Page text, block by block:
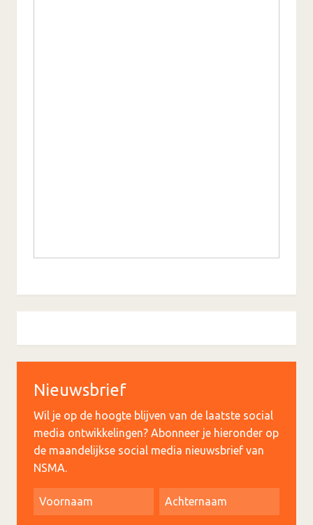
Nieuwsbrief
Wil je op de hoogte blijven van de laatste social
media ontwikkelingen? Abonneer je hieronder op
de maandelijkse social media nieuwsbrief van
NSMA.